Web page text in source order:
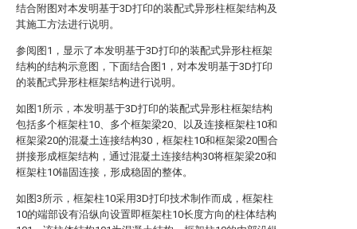
结合附图对本发明基于3D打印的装配式异形柱框架结构及
其施工方法进行说明。
参阅图1，显示了本发明基于3D打印的装配式异形柱框架
结构的结构示意图，下面结合图1，对本发明基于3D打印
的装配式异形柱框架结构进行说明。
如图1所示，本发明基于3D打印的装配式异形柱框架结构
包括多个框架柱10、多个框架梁20、以及连接框架柱10和
框架梁20的混凝土连接结构30，框架柱10和框架梁20围合
拼接形成框架结构，通过混凝土连接结构30将框架梁20和
框架柱10锚固连接，形成稳固的整体。
如图3所示，框架柱10采用3D打印技术制作而成，框架柱
10的端部设有沿纵向设置即框架柱10长度方向的柱体结构